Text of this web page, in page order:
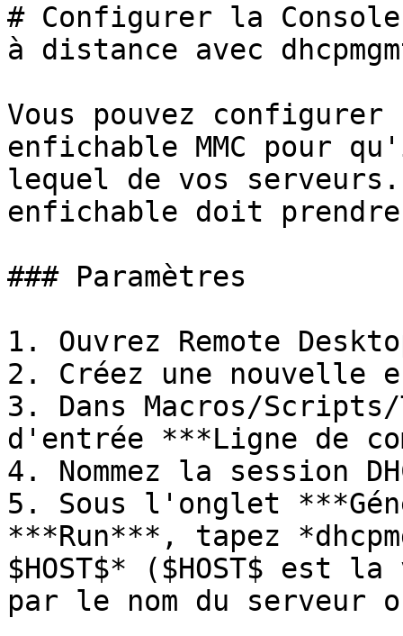
# Configurer la
à distance avec
Vous pouvez
enfichable MMC pour
lequel de vos
enfichable doit
### Paramètres
1. Ouvrez Remote
2. Créez une nouvelle
3. Dans Macros/
d'entrée ***Ligne de
4. Nommez la session
5. Sous l'onglet
***Run***, tapez
$HOST$* ($HOST$ est
par le nom du serveur